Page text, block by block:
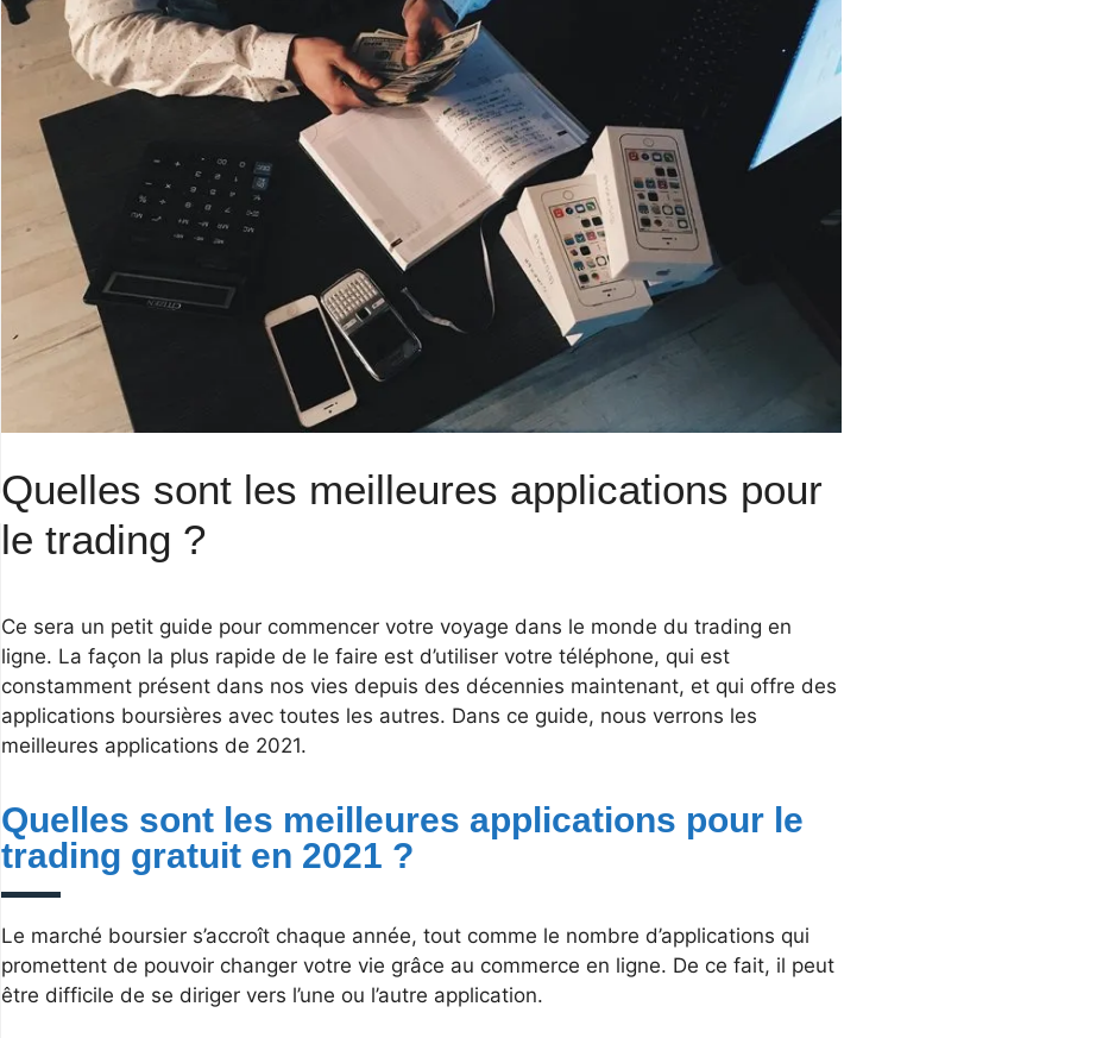
Quelles sont les meilleures applications pour
le trading ?
Ce sera un petit guide pour commencer votre voyage dans le monde du trading en
ligne. La façon la plus rapide de le faire est d’utiliser votre téléphone, qui est
constamment présent dans nos vies depuis des décennies maintenant, et qui offre des
applications boursières avec toutes les autres. Dans ce guide, nous verrons les
meilleures applications de 2021.
Quelles sont les meilleures applications pour le
trading gratuit en 2021 ?
Le marché boursier s’accroît chaque année, tout comme le nombre d’applications qui
promettent de pouvoir changer votre vie grâce au commerce en ligne. De ce fait, il peut
être difficile de se diriger vers l’une ou l’autre application.